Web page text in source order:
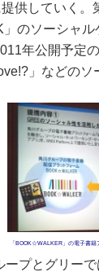
供していく
」のソーシャ
年公開予定
」などのソ
「BOOK☆WALKER」の電子書籍
プとグリーで